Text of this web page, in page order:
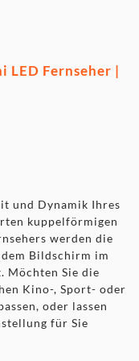
LED Fernseher |
und Dynamik Ihres
kuppelförmigen
werden die
Bildschirm im
Sie die
Kino-, Sport- oder
oder lassen
für Sie